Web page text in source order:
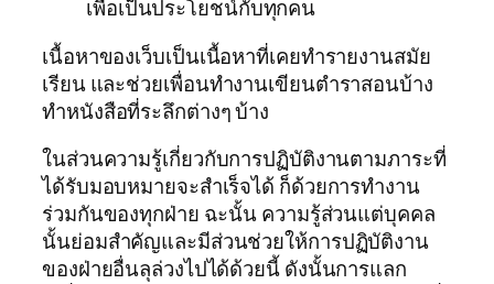
เพื่อเป็นประโยชน์กับทุกคน
เนื้อหาของเว็บเป็นเนื้อหาที่เคยทำรายงานสมัย
เรียน และช่วยเพื่อนทำงานเขียนตำราสอนบ้าง
ทำหนังสือที่ระลึกต่างๆ บ้าง
ในส่วนความรู้เกี่ยวกับการปฏิบัติงานตามภาระที่
ได้รับมอบหมายจะสำเร็จได้ ก็ด้วยการทำงาน
ร่วมกันของทุกฝ่าย ฉะนั้น ความรู้ส่วนแต่บุคคล
นั้นย่อมสำคัญและมีส่วนช่วยให้การปฏิบัติงาน
ของฝ่ายอื่นลุล่วงไปได้ด้วยนี้ ดังนั้นการแลก